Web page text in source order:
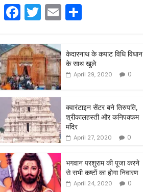
F
a
c
e
b
o
o
k
T
w
itt
er
E
m
ai ar
e
केदारनाथ के कपाट विधि विधान
के साथ खुले
April 29, 2020 0
क्वारंटाइन सेंटर बने तिरुपति,
श्रीकालहस्ती और कनिपक्कम
मंदिर
April 27, 2020 0
भगवान परशुराम की पूजा करने
से सभी कष्टों का होगा निवारण
April 24, 2020 0